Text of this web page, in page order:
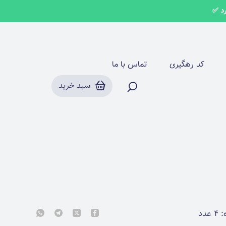
کد رهگیری
تماس با ما
سبد خرید
۴ عدد